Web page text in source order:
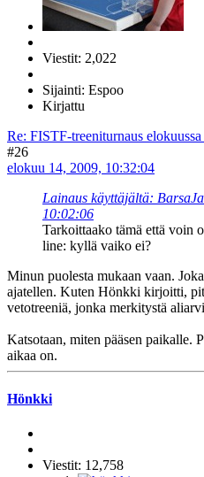
Viestit: 2,022
Sijainti: Espoo
Kirjattu
Re: FISTF-treeniturnaus
#26
elokuu 14, 2009, 10:32:04
Lainaus käyttäjältä:
10:02:06
Tarkoittaako tämä että voin
line: kyllä vaiko ei?
Minun puolesta mukaan vaan.
ajatellen. Kuten Hönkki kirjoitti,
vetotreeniä, jonka merkitystä
Katsotaan, miten pääsen paikalle.
aikaa on.
Hönkki
Viestit: 12,758